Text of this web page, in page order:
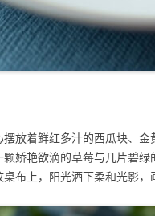
摆放着鲜红多汁的西瓜块、
娇艳欲滴的草莓与几片碧
布上，阳光洒下柔和光影，